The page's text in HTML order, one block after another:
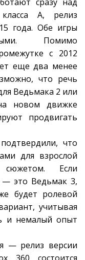
А, релиз
года. Обе игры
Помимо
с 2012
еще два менее
что речь
Ведьмака 2 или
новом движке
продвигать
что
для взрослой
Если
— это Ведьмак 3,
будет ролевой
учитывая
и немалый опыт
— релиз версии